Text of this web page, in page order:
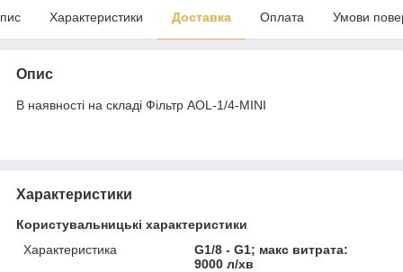
Характеристики Доставка Оплата Умови
Опис
В наявності на складі Фільтр AOL-1/4-MINI
Характеристики
Користувальницькі характеристики
Характеристика
G1/8 - G1; макс витрата:
9000 л/хв